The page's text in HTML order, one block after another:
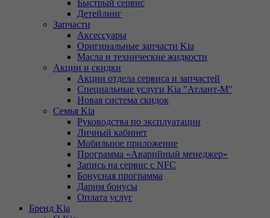
Быстрый сервис
Детейлинг
Запчасти
Аксессуары
Оригинальные запчасти Kia
Масла и технические жидкости
Акции и скидки
Акции отдела сервиса и запчастей
Специальные услуги Kia "Атлант-М"
Новая система скидок
Семья Kia
Руководства по эксплуатации
Личный кабинет
Мобильное приложение
Программа «Аварийный менеджер»
Запись на сервис с NFC
Бонусная программа
Дарим бонусы
Оплата услуг
Бренд Kia